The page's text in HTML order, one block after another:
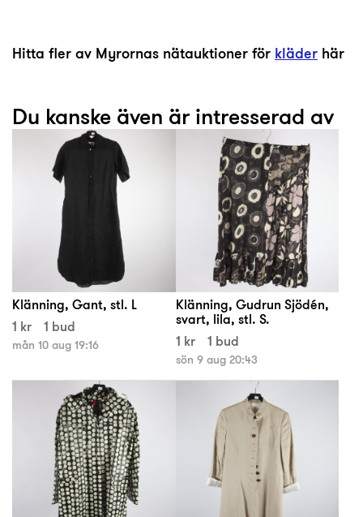
Hitta fler av Myrornas nätauktioner för kläder här
Du kanske även är intresserad av
Klänning, Gant, stl. L
1 kr
1 bud
mån 10 aug 19:16
Klänning, Gudrun Sjödén,
svart, lila, stl. S.
1 kr
1 bud
sön 9 aug 20:43